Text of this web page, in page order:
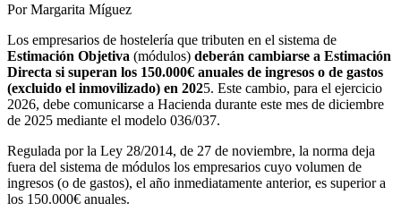
Por Margarita Míguez
Los empresarios de hostelería que tributen en el sistema de
Estimación Objetiva (módulos) deberán cambiarse a Estimación
Directa si superan los 150.000€ anuales de ingresos o de gastos
(excluido el inmovilizado) en 2025. Este cambio, para el ejercicio
2026, debe comunicarse a Hacienda durante este mes de diciembre
de 2025 mediante el modelo 036/037.
Regulada por la Ley 28/2014, de 27 de noviembre, la norma deja
fuera del sistema de módulos los empresarios cuyo volumen de
ingresos (o de gastos), el año inmediatamente anterior, es superior a
los 150.000€ anuales.